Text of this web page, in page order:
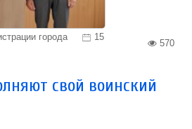
города
15
570
свой воинский